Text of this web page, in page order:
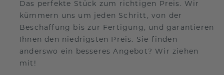
Das perfekte Stück zum richtigen Preis. Wir
kümmern uns um jeden Schritt, von der
Beschaffung bis zur Fertigung, und garantieren
Ihnen den niedrigsten Preis. Sie finden
anderswo ein besseres Angebot? Wir ziehen
mit!